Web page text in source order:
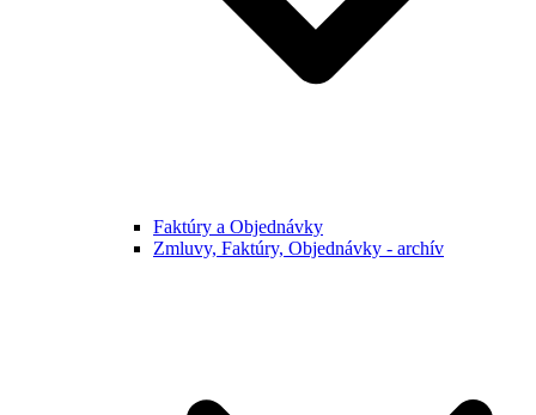
Faktúry a Objednávky
Zmluvy, Faktúry, Objednávky - archív